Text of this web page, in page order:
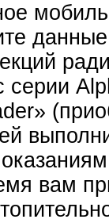
серии
вам